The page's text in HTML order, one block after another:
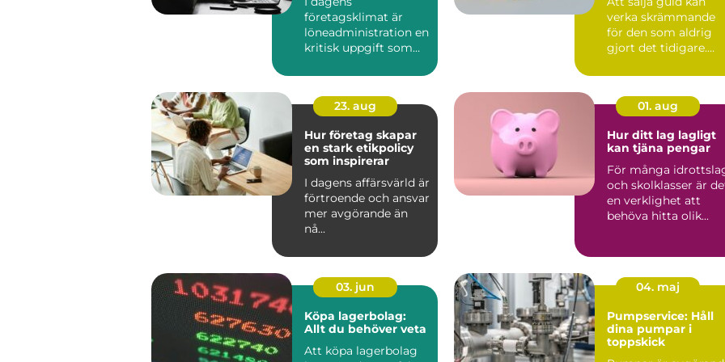
företagsklimat är
löneadministration en
kritisk uppgift som
verka skrämmande
för den som aldrig
gjort det tidigare.
23. aug
Hur företag skapar
en stark etikpolicy
som inspirerar
I dagens affärsvärld är
förtroende och ansvar
mer avgörande än
nå...
01. aug
Hur ditt lag lagligt
kan tjäna pengar
För många
och skolklasser är
en verklighet att
behöva hitta olik...
03. jun
Köpa lagerbolag:
Allt du behöver veta
Att köpa lagerbolag
04. maj
Pumpservice: Håll
dina pumpar i
toppskick